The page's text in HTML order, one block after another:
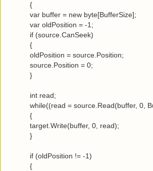
{
var buffer = new byte[BufferSize];
var oldPosition = -1;
if (source.CanSeek)
{
oldPosition = source.Position;
source.Position = 0;
}
int read;
while((read = source.Read(buffer, 0,
{
target.Write(buffer, 0, read);
}
if (oldPosition != -1)
{